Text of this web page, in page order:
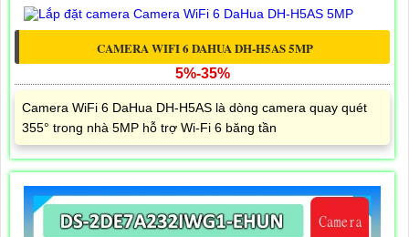
CAMERA WIFI 6 DAHUA DH-H5AS 5MP
5%-35%
Camera WiFi 6 DaHua DH-H5AS là dòng camera quay quét
355° trong nhà 5MP hỗ trợ Wi-Fi 6 băng tần